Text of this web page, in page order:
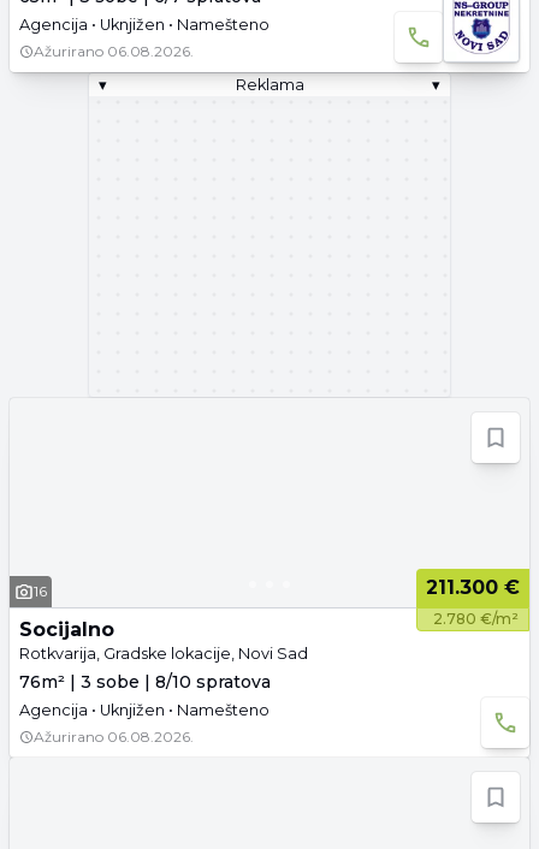
Agencija • Uknjižen • Namešteno
Ažurirano 06.08.2026.
▾
Reklama ▾
16 211.300 €
2.780 €/m²
Socijalno
Rotkvarija, Gradske lokacije, Novi Sad
76m² | 3 sobe | 8/10 spratova
Agencija • Uknjižen • Namešteno
Ažurirano 06.08.2026.